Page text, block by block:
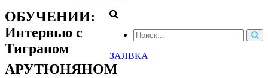
ЗАЯВКА
ОБУЧЕНИИ:
Интервью с
Тиграном
АРУТЮНЯНОМ